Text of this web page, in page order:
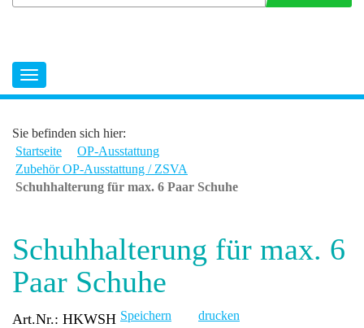
Sie befinden sich hier:
Startseite
OP-Ausstattung
Zubehör OP-Ausstattung / ZSVA
Schuhhalterung für max. 6 Paar Schuhe
Schuhhalterung für max. 6
Paar Schuhe
Art.Nr.: HKWSH Speichern drucken